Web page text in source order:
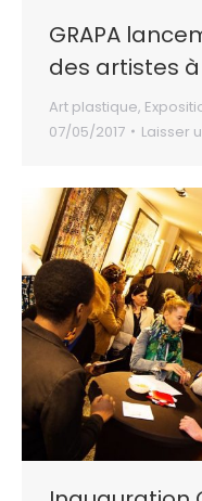
GRAPA
des artistes à
Art plastique,
07/05/2017
Laisser